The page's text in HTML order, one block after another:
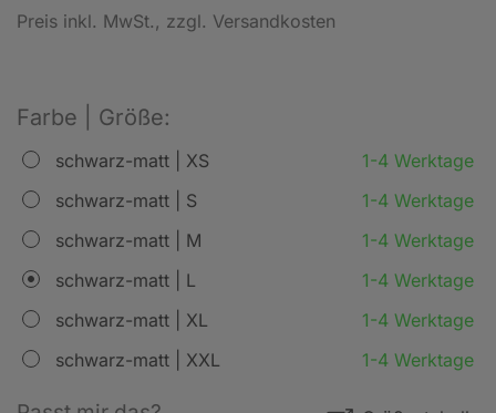
Preis inkl. MwSt., zzgl. Versandkosten
Farbe | Größe:
schwarz-matt | XS
1-4 Werktage
schwarz-matt | S
1-4 Werktage
schwarz-matt | M
1-4 Werktage
schwarz-matt | L
1-4 Werktage
schwarz-matt | XL
1-4 Werktage
schwarz-matt | XXL
1-4 Werktage